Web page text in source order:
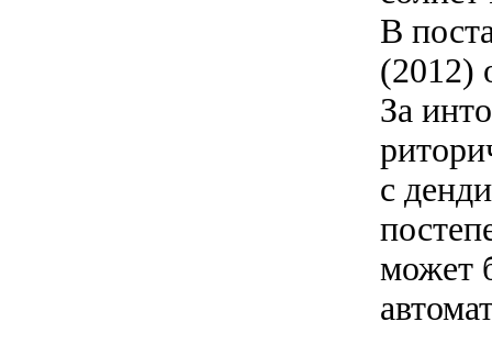
В
(2012)
За
с
может